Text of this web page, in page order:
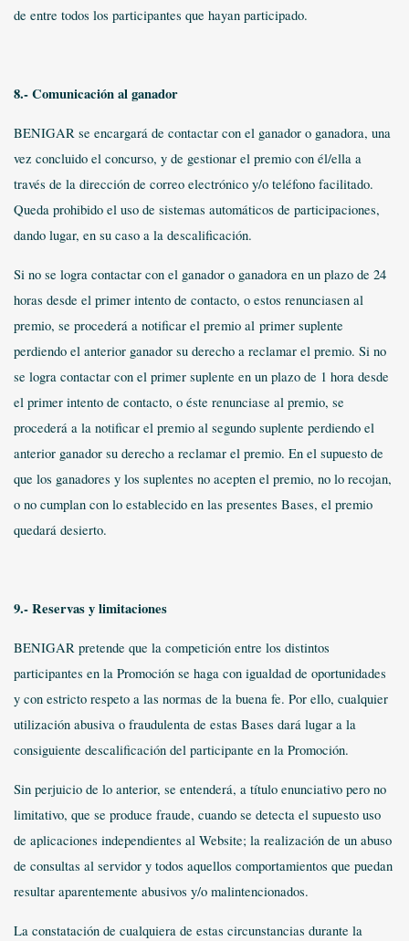
de entre todos los participantes que hayan participado.
8.- Comunicación al ganador
BENIGAR se encargará de contactar con el ganador o ganadora, una
vez concluido el concurso, y de gestionar el premio con él/ella a
través de la dirección de correo electrónico y/o teléfono facilitado.
Queda prohibido el uso de sistemas automáticos de participaciones,
dando lugar, en su caso a la descalificación.
Si no se logra contactar con el ganador o ganadora en un plazo de 24
horas desde el primer intento de contacto, o estos renunciasen al
premio, se procederá a notificar el premio al primer suplente
perdiendo el anterior ganador su derecho a reclamar el premio. Si no
se logra contactar con el primer suplente en un plazo de 1 hora desde
el primer intento de contacto, o éste renunciase al premio, se
procederá a la notificar el premio al segundo suplente perdiendo el
anterior ganador su derecho a reclamar el premio. En el supuesto de
que los ganadores y los suplentes no acepten el premio, no lo recojan,
o no cumplan con lo establecido en las presentes Bases, el premio
quedará desierto.
9.- Reservas y limitaciones
BENIGAR pretende que la competición entre los distintos
participantes en la Promoción se haga con igualdad de oportunidades
y con estricto respeto a las normas de la buena fe. Por ello, cualquier
utilización abusiva o fraudulenta de estas Bases dará lugar a la
consiguiente descalificación del participante en la Promoción.
Sin perjuicio de lo anterior, se entenderá, a título enunciativo pero no
limitativo, que se produce fraude, cuando se detecta el supuesto uso
de aplicaciones independientes al Website; la realización de un abuso
de consultas al servidor y todos aquellos comportamientos que puedan
resultar aparentemente abusivos y/o malintencionados.
La constatación de cualquiera de estas circunstancias durante la